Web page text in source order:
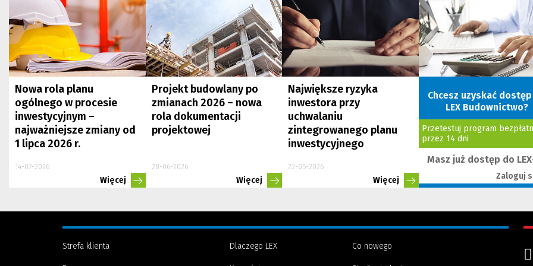
Nowa rola planu
ogólnego w procesie
inwestycyjnym –
najważniejsze zmiany od
1 lipca 2026 r.
14-07-2026
Więcej
Projekt budowlany po
zmianach 2026 – nowa
rola dokumentacji
projektowej
28-06-2026
Więcej
Największe ryzyka
inwestora przy
uchwalaniu
zintegrowanego planu
inwestycyjnego
22-05-2026
Więcej
Chcesz uzyskać
LEX Budownictwo?
Przetestuj program
przez 14 dni
Masz już dostęp do
Zaloguj
Strefa klienta Dlaczego LEX Co nowego